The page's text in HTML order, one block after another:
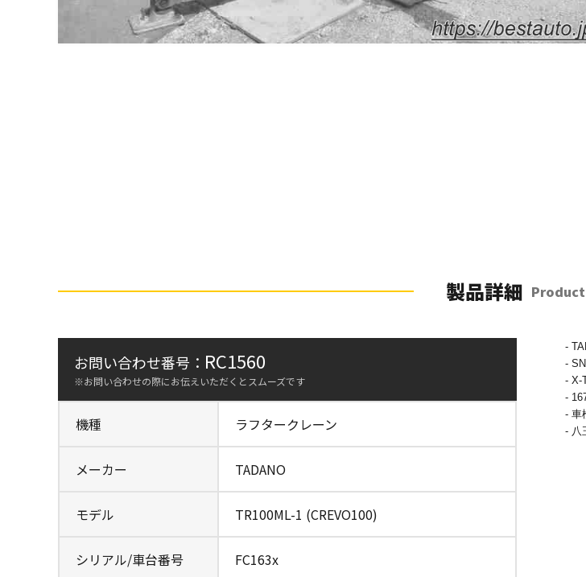
製品詳細
お問い合わせ番号： RC1560
※お問い合わせの際にお伝えいただくとスムーズです
機種 ラフタークレーン
メーカー TADANO
モデル TR100ML-1 (CREVO100)
シリアル/車台番号 FC163x
-
-
- X-
-
- 車
- 八